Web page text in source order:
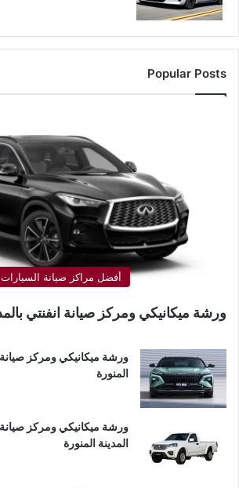
Popular Posts
أفضل مراكز صيانة السيارات
ورشة ميكانيكي ومركز صيانة انفنتي
ورشة ميكانيكي ومركز صيانة
المنورة
ورشة ميكانيكي ومركز
المدينة المنورة